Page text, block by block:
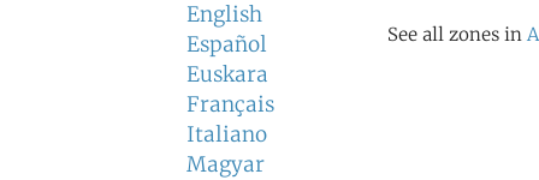
English
Español
Euskara
Français
Italiano
Magyar
See all zones in